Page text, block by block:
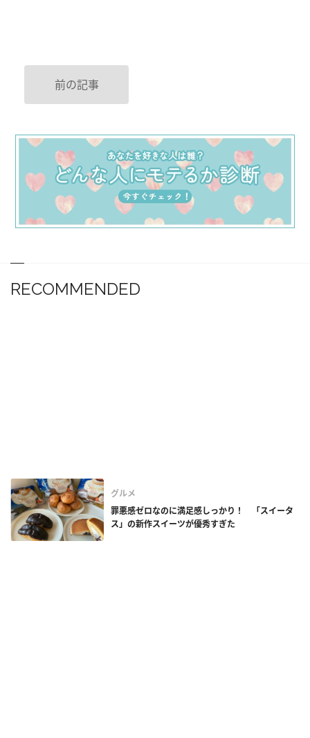
前の記事
RECOMMENDED
グルメ
罪悪感ゼロなのに満足感しっかり！ 「スイータ
ス」の新作スイーツが優秀すぎた